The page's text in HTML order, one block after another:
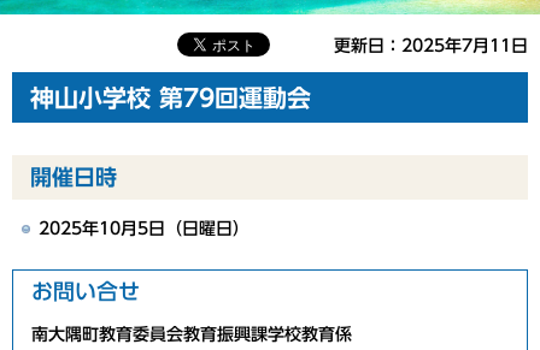
更新日：2025年7月11日
神山小学校 第79回運動会
開催日時
2025年10月5日（日曜日）
お問い合せ
南大隅町教育委員会教育振興課学校教育係